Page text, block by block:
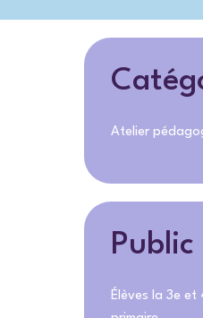
Atelier
Élèves la 3e et